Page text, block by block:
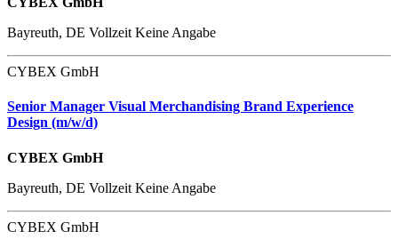
Bayreuth, DE Vollzeit Keine Angabe
CYBEX GmbH
Senior Manager Visual Merchandising Brand Experience
Design (m/w/d)
CYBEX GmbH
Bayreuth, DE Vollzeit Keine Angabe
CYBEX GmbH